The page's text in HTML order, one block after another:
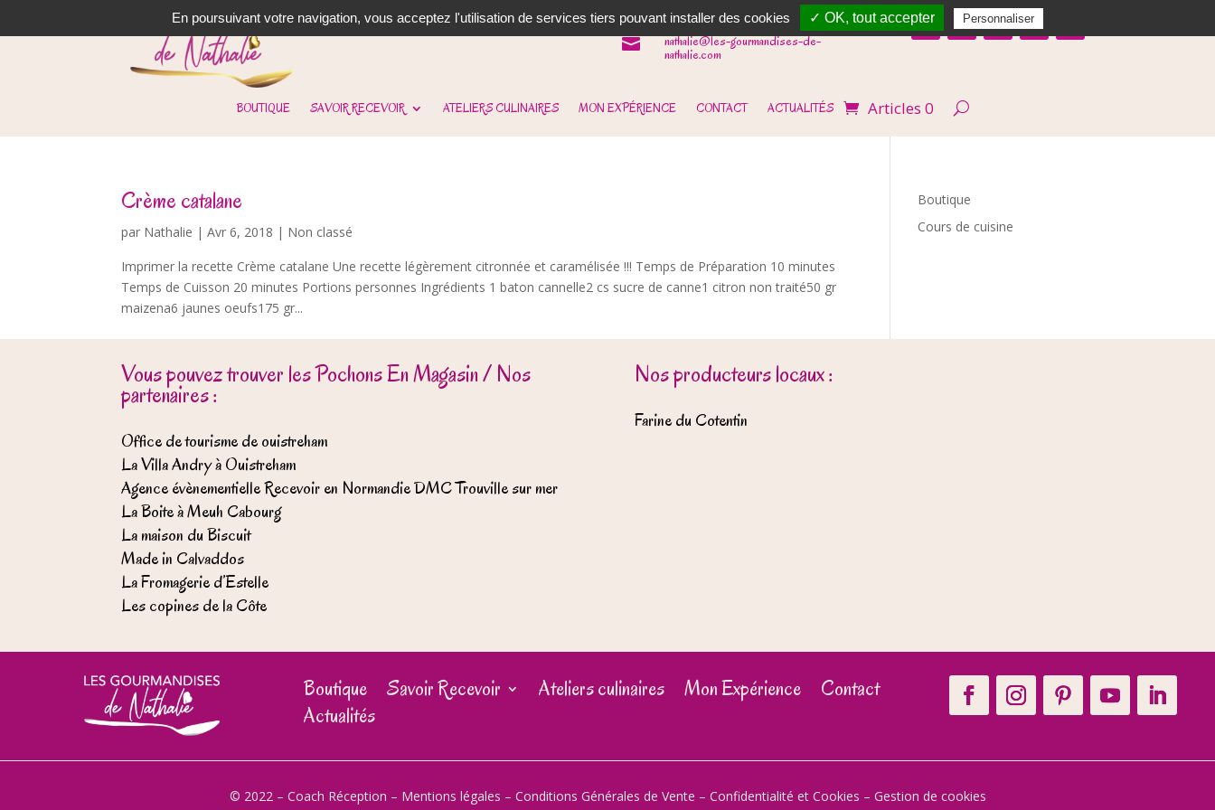

06 62 31 14 90

nathalie@les-gourmandises-de-
nathalie.com
BOUTIQUE SAVOIR RECEVOIR ATELIERS CULINAIRES MON EXPÉRIENCE CONTACT ACTUALITÉS Articles 0
Crème catalane
par Nathalie |Avr 6, 2018 | Non classé
Imprimer la recette Crème catalane Une recette légèrement citronnée et caramélisée !!! Temps de Préparation 10 minutes
Temps de Cuisson 20 minutes Portions personnes Ingrédients 1 baton cannelle2 cs sucre de canne1 citron non traité50 gr
maizena6 jaunes oeufs175 gr...
Boutique
Cours de cuisine
Vous pouvez trouver les Pochons En Magasin / Nos
partenaires :
Office de tourisme de ouistreham
La Villa Andry à Ouistreham
Agence évènementielle Recevoir en Normandie DMC Trouville sur mer
La Boite à Meuh Cabourg
La maison du Biscuit
Made in Calvaddos
La Fromagerie d’Estelle
Les copines de la Côte
Nos producteurs locaux :
Farine du Cotentin
Boutique Savoir Recevoir Ateliers culinaires Mon Expérience
Contact
Actualités
© 2022 – Coach Réception – Mentions légales – Conditions Générales de Vente – Confidentialité et Cookies – Gestion de cookies
En poursuivant votre navigation, vous acceptez l'utilisation de services tiers pouvant installer des cookies ✓ OK, tout accepter Personnaliser